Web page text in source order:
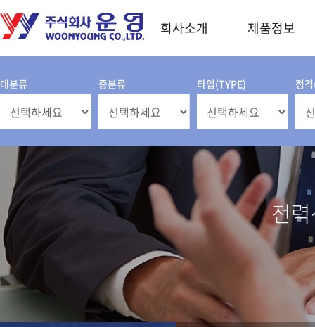
회사소개 제품정보
대분류 중분류 타입(TYPE) 정
전